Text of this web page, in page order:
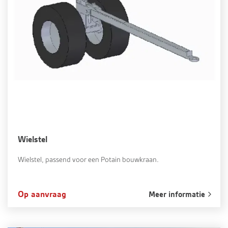
Wielstel
Wielstel, passend voor een Potain bouwkraan.
Op aanvraag Meer informatie